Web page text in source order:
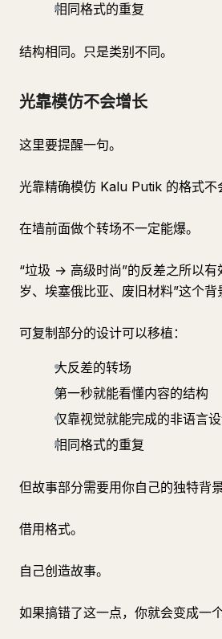
相同格式的重复
结构相同。只是类别不同。
光靠模仿不会增长
这里要提醒一句。
光靠精确模仿 Kalu Putik 的格式不
在墙前面做个转场不一定能爆。
“垃圾 → 高级时尚”的反差之所以有
岁、埃塞俄比亚、废旧材料”这个背
可复制部分的设计可以移植：
大反差的转场
第一秒就能看懂内容的结构
仅靠视觉就能完成的非语言
相同格式的重复
但故事部分需要用你自己的独特背景
借用格式。
自己创造故事。
如果搞错了这一点，你就会变成一